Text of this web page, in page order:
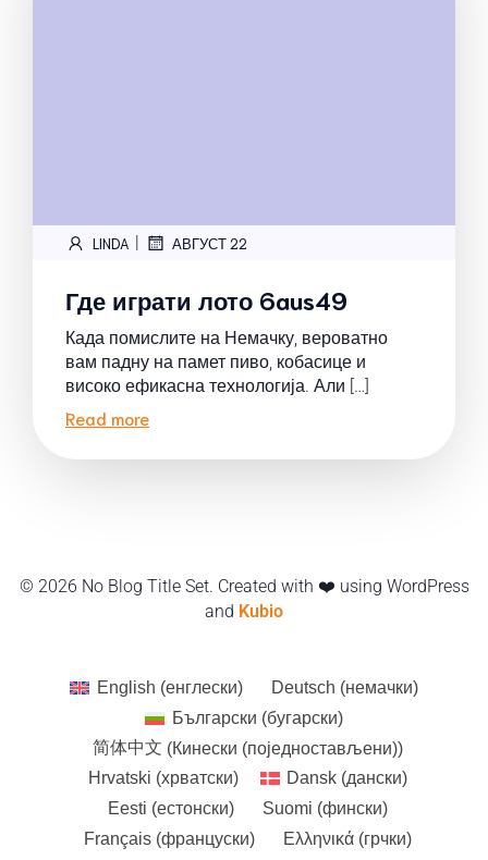
LINDA | АВГУСТ 22
Где играти лото 6aus49
Када помислите на Немачку, вероватно
вам падну на памет пиво, кобасице и
високо ефикасна технологија. Али […]
Read more
© 2026 No Blog Title Set. Created with ❤️ using WordPress
and Kubio
English (енглески) Deutsch (немачки)
Български (бугарски)
简体中文 (Кинески (поједностављени))
Hrvatski (хрватски) Dansk(дански)
Eesti (естонски) Suomi (фински)
Français(француски) Ελληνικά(грчки)